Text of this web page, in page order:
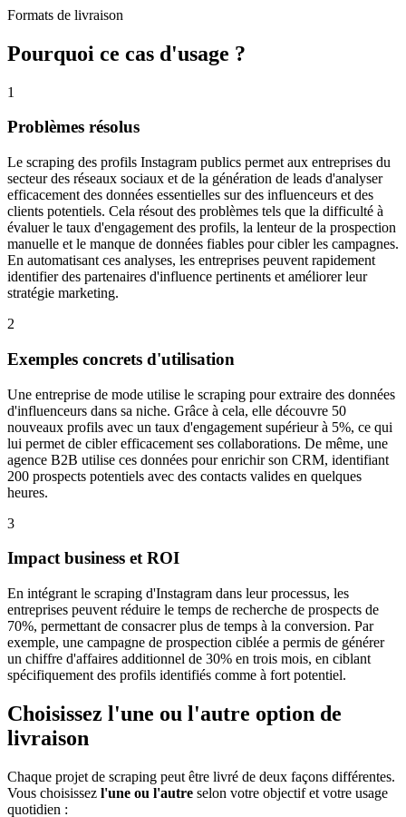
Formats de livraison
Pourquoi ce cas d'usage ?
1
Problèmes résolus
Le scraping des profils Instagram publics permet aux entreprises du
secteur des réseaux sociaux et de la génération de leads d'analyser
efficacement des données essentielles sur des influenceurs et des
clients potentiels. Cela résout des problèmes tels que la difficulté à
évaluer le taux d'engagement des profils, la lenteur de la prospection
manuelle et le manque de données fiables pour cibler les campagnes.
En automatisant ces analyses, les entreprises peuvent rapidement
identifier des partenaires d'influence pertinents et améliorer leur
stratégie marketing.
2
Exemples concrets d'utilisation
Une entreprise de mode utilise le scraping pour extraire des données
d'influenceurs dans sa niche. Grâce à cela, elle découvre 50
nouveaux profils avec un taux d'engagement supérieur à 5%, ce qui
lui permet de cibler efficacement ses collaborations. De même, une
agence B2B utilise ces données pour enrichir son CRM, identifiant
200 prospects potentiels avec des contacts valides en quelques
heures.
3
Impact business et ROI
En intégrant le scraping d'Instagram dans leur processus, les
entreprises peuvent réduire le temps de recherche de prospects de
70%, permettant de consacrer plus de temps à la conversion. Par
exemple, une campagne de prospection ciblée a permis de générer
un chiffre d'affaires additionnel de 30% en trois mois, en ciblant
spécifiquement des profils identifiés comme à fort potentiel.
Choisissez l'une ou l'autre option de
livraison
Chaque projet de scraping peut être livré de deux façons différentes.
Vous choisissez l'une ou l'autre selon votre objectif et votre usage
quotidien :